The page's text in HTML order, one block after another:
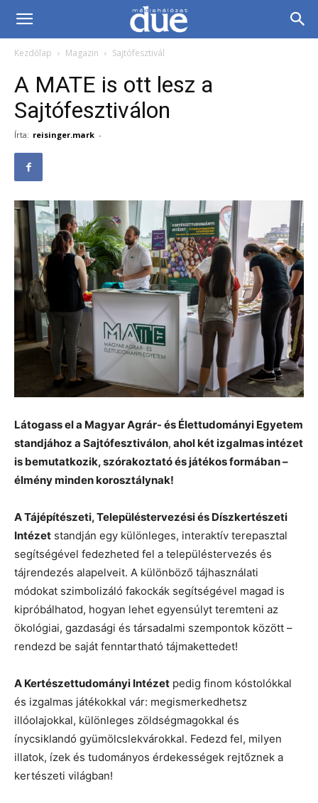
DUE
Médiahálózat…
Kezdőlap Magazin Sajtófesztivál
A MATE is ott lesz a
Sajtófesztiválon
Írta: reisinger.mark -
Látogass el a Magyar Agrár- és Élettudományi Egyetem
standjához a Sajtófesztiválon, ahol két izgalmas intézet
is bemutatkozik, szórakoztató és játékos formában –
élmény minden korosztálynak!
A Tájépítészeti, Településtervezési és Díszkertészeti
Intézet standján egy különleges, interaktív terepasztal
segítségével fedezheted fel a településtervezés és
tájrendezés alapelveit. A különböző tájhasználati
módokat szimbolizáló fakockák segítségével magad is
kipróbálhatod, hogyan lehet egyensúlyt teremteni az
ökológiai, gazdasági és társadalmi szempontok között –
rendezd be saját fenntartható tájmakettedet!
A Kertészettudományi Intézet pedig finom kóstolókkal
és izgalmas játékokkal vár: megismerkedhetsz
illóolajokkal, különleges zöldségmagokkal és
ínycsiklandó gyümölcslekvárokkal. Fedezd fel, milyen
illatok, ízek és tudományos érdekességek rejtőznek a
kertészeti világban!